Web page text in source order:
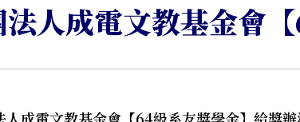
法人成電文教基金會